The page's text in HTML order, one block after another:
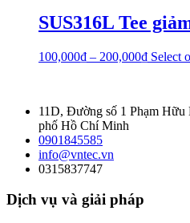
SUS316L Tee
100,000₫ – 200,000₫ Select
11D, Đường số 1 Phạm Hữu
phố Hồ Chí Minh
0901845585
info@vntec.vn
0315837747
Dịch vụ và giải pháp